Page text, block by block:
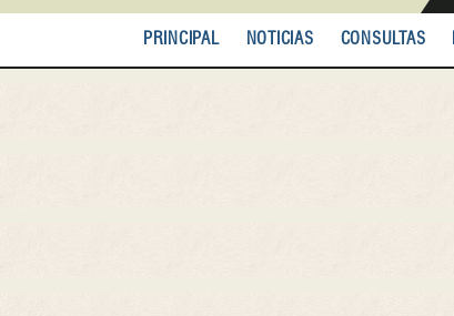
PRINCIPAL NOTICIAS CONSULTAS